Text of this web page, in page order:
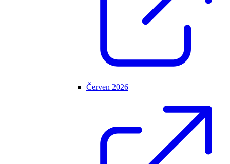
Červen 2026